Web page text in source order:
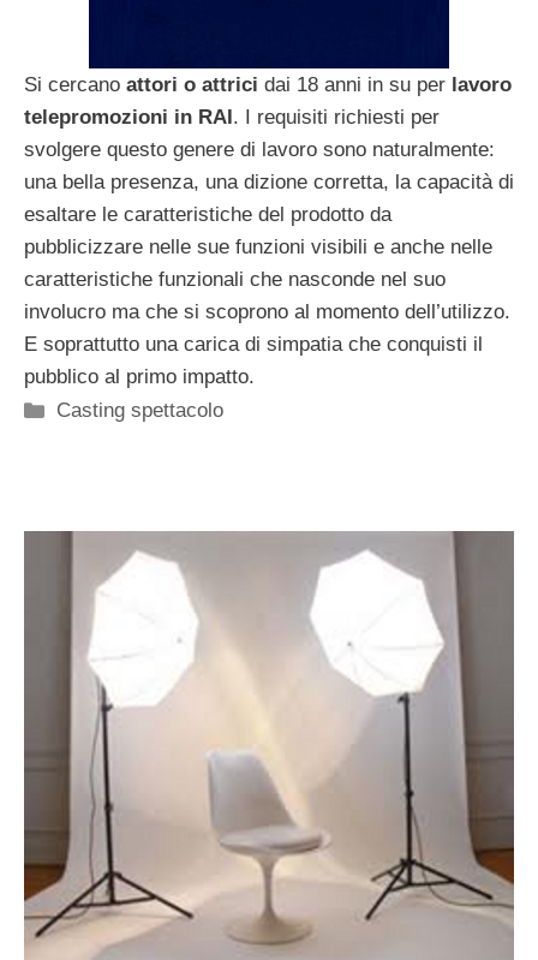
Si cercano attori o attrici dai 18 anni in su per lavoro
telepromozioni in RAI . I requisiti richiesti per
svolgere questo genere di lavoro sono naturalmente:
una bella presenza, una dizione corretta, la capacità di
esaltare le caratteristiche del prodotto da
pubblicizzare nelle sue funzioni visibili e anche nelle
caratteristiche funzionali che nasconde nel suo
involucro ma che si scoprono al momento dell’utilizzo.
E soprattutto una carica di simpatia che conquisti il
pubblico al primo impatto.
Categorie
Casting spettacolo